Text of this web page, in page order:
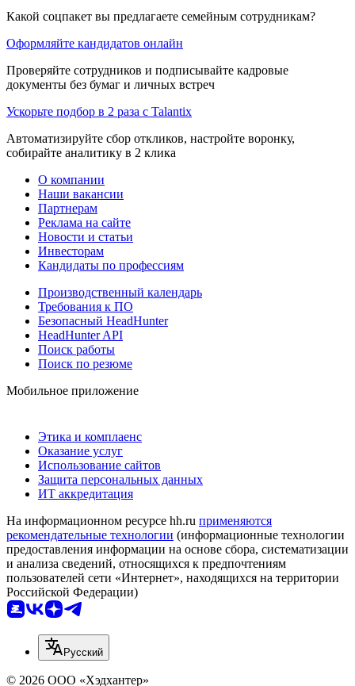
Какой соцпакет вы предлагаете семейным сотрудникам?
Оформляйте кандидатов онлайн
Проверяйте сотрудников и подписывайте кадровые
документы без бумаг и личных встреч
Ускорьте подбор в 2 раза с Talantix
Автоматизируйте сбор откликов, настройте воронку,
собирайте аналитику в 2 клика
О компании
Наши вакансии
Партнерам
Реклама на сайте
Новости и статьи
Инвесторам
Кандидаты по профессиям
Производственный календарь
Требования к ПО
Безопасный HeadHunter
HeadHunter API
Поиск работы
Поиск по резюме
Мобильное приложение
Этика и комплаенс
Оказание услуг
Использование сайтов
Защита персональных данных
ИТ аккредитация
На информационном ресурсе hh.ru применяются
рекомендательные технологии (информационные технологии
предоставления информации на основе сбора, систематизации
и анализа сведений, относящихся к предпочтениям
пользователей сети «Интернет», находящихся на территории
Российской Федерации)
Русский
© 2026 ООО «Хэдхантер»